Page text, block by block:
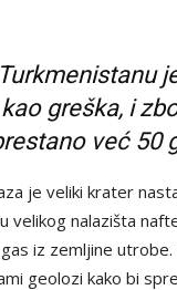
greška, i
već 50
je veliki krater
velikog nalazišta
iz zemljine utrobe.
geolozi kako bi